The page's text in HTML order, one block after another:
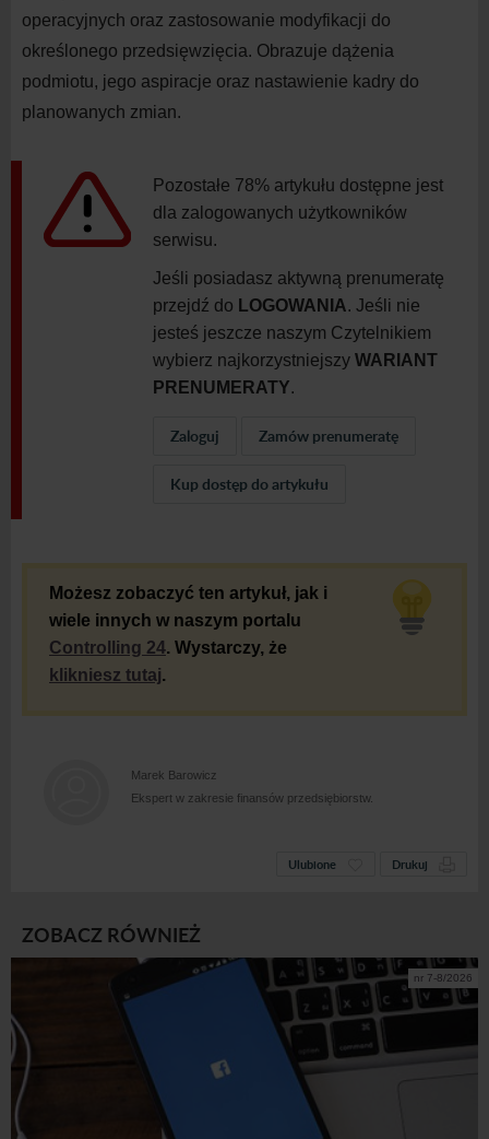
operacyjnych oraz zastosowanie modyfikacji do
określonego przedsięwzięcia. Obrazuje dążenia
podmiotu, jego aspiracje oraz nastawienie kadry do
planowanych zmian.
Pozostałe 78% artykułu dostępne jest
dla zalogowanych użytkowników
serwisu.
Jeśli posiadasz aktywną prenumeratę
przejdź do LOGOWANIA. Jeśli nie
jesteś jeszcze naszym Czytelnikiem
wybierz najkorzystniejszy WARIANT
PRENUMERATY.
Zaloguj Zamów prenumeratę
Kup dostęp do artykułu
Możesz zobaczyć ten artykuł, jak i
wiele innych w naszym portalu
Controlling 24. Wystarczy, że
klikniesz tutaj.
Marek Barowicz
Ekspert w zakresie finansów przedsiębiorstw.
Ulubione Drukuj
ZOBACZ RÓWNIEŻ
nr 7-8/2026